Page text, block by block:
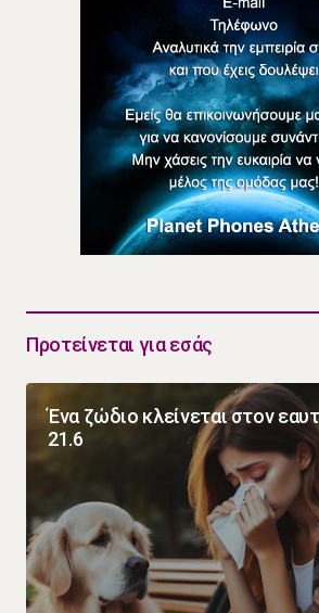
Προτείνεται για εσάς
Ένα ζώδιο κλείνεται στον
21.6